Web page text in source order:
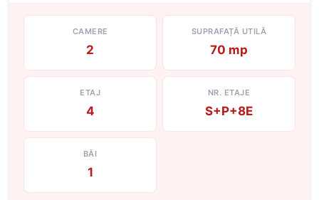
CAMERE
2
SUPRAFAȚĂ UTILĂ
70 mp
ETAJ
4
NR. ETAJE
S+P+8E
BĂI
1